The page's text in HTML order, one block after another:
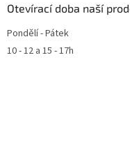
Otevírací doba naší
Pondělí - Pátek
10 - 12 a 15 - 17h